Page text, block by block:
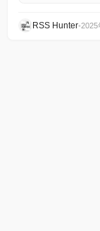
RSS Hunter•2025